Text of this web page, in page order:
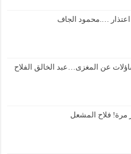
اعتذار ….محمود الجاف
عن المغزى…عبد الخالق الفلاح